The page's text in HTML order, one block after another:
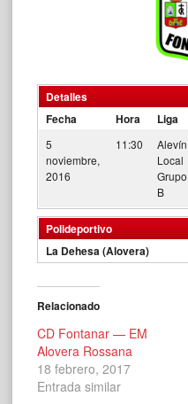
Detalles
Fecha
Hora Liga
5
noviembre,
2016
11:30
Alevín
Local
Grupo
B
Polideportivo
La Dehesa (Alovera)
Relacionado
CD Fontanar — EM
Alovera Rossana
18 febrero, 2017
Entrada similar